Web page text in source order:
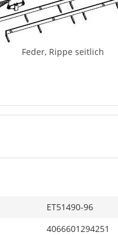
Feder, Rippe seitlich
ET51490-96
4066601294251